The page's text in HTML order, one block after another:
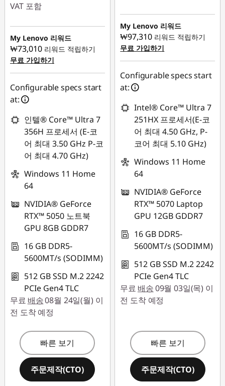
VAT 포함
즉시 할인: :-
₩1,387,750
My Lenovo 리워드
₩73,010 리워드 적립하기
무료 가입하기
Configurable specs start
at:
인텔® Core™ Ultra 7
356H 프로세서 (E-코
어 최대 3.50 GHz P-코
어 최대 4.70 GHz)
Windows 11 Home
64
NVIDIA® GeForce
RTX™ 5050 노트북
GPU 8GB GDDR7
16 GB DDR5-
5600MT/s (SODIMM)
512 GB SSD M.2 2242
PCIe Gen4 TLC
무료 배송08월 24일(월) 이
전 도착 예정
빠른 보기
주문제작(CTO)
즉시 할인: :-
₩1,165,420
My Lenovo 리워드
₩97,310 리워드 적립하기
무료 가입하기
Configurable specs start
at:
Intel® Core™ Ultra 7
251HX 프로세서(E-코
어 최대 4.50 GHz, P-
코어 최대 5.10 GHz)
Windows 11 Home
64
NVIDIA® GeForce
RTX™ 5070 Laptop
GPU 12GB GDDR7
16 GB DDR5-
5600MT/s (SODIMM)
512 GB SSD M.2 2242
PCIe Gen4 TLC
무료 배송09월 03일(목) 이
전 도착 예정
빠른 보기
주문제작(CTO)